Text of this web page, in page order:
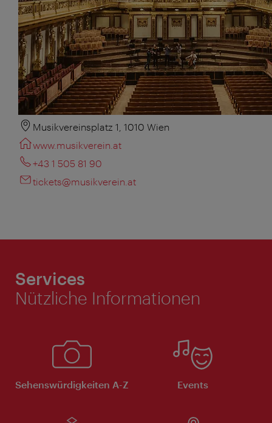
Musikvereinsplatz 1, 1010 Wien
www.musikverein.at
+43 1 505 81 90
tickets@musikverein.at
Services
Nützliche Informationen
Sehenswürdigkeiten A-Z Events